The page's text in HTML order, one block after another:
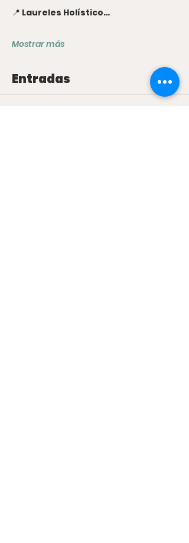
📍 Laureles Holístico…
Mostrar más
Entradas